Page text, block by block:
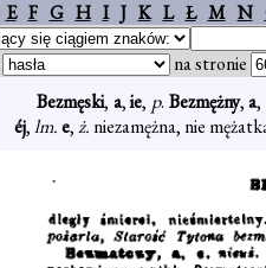
E F G H I J K L Ł M N
na stronie
Bezmęski, a,ie, p. Bezmężny,a,
éj,lm.e,ż.niezamężna, nie